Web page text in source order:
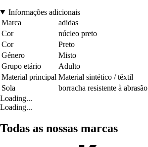
Informações adicionais
Marca
adidas
Cor
núcleo preto
Cor
Preto
Género
Misto
Grupo etário
Adulto
Material principal Material sintético / têxtil
Sola
borracha resistente à abrasão
Loading...
Loading...
Todas as nossas marcas